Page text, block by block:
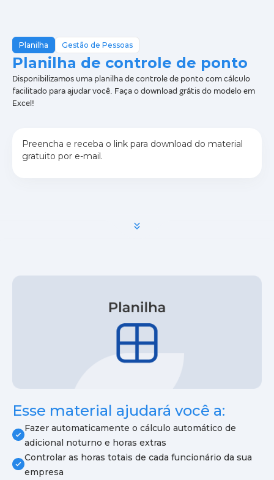
Planilha Gestão de Pessoas
Planilha de controle de ponto
Disponibilizamos uma planilha de controle de ponto com cálculo
facilitado para ajudar você. Faça o download grátis do modelo em
Excel!
Preencha e receba o link para download do material
gratuito por e-mail.
Esse material ajudará você a:
Fazer automaticamente o cálculo automático de
adicional noturno e horas extras
Controlar as horas totais de cada funcionário da sua
empresa